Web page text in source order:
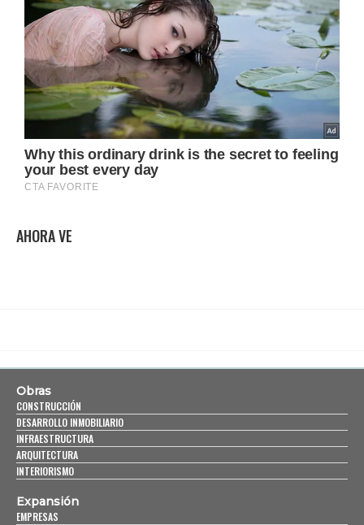
AHORA VE
Obras
CONSTRUCCIÓN
DESARROLLO INMOBILIARIO
INFRAESTRUCTURA
ARQUITECTURA
INTERIORISMO
Expansión
EMPRESAS